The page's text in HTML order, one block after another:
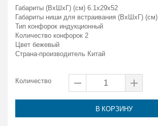
Габариты (ВxШxГ) (см) 6.1x29x52
Габариты ниши для встраивания (ВxШxГ)
Тип конфорок индукционный
Количество конфорок 2
Цвет бежевый
Страна-производитель Китай
Количество
В КОРЗИНУ